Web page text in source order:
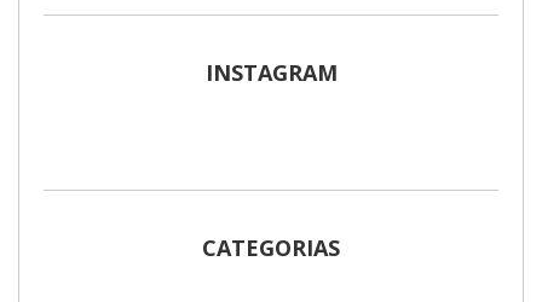
INSTAGRAM
CATEGORIAS